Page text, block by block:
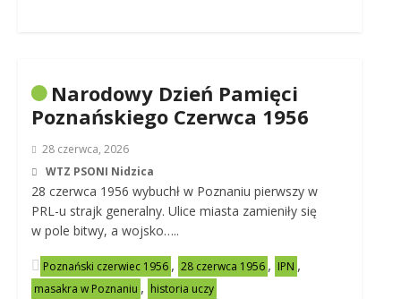
Narodowy Dzień Pamięci
Poznańskiego Czerwca 1956
28 czerwca, 2026
WTZ PSONI Nidzica
28 czerwca 1956 wybuchł w Poznaniu pierwszy w
PRL-u strajk generalny. Ulice miasta zamieniły się
w pole bitwy, a wojsko…..
Poznański czerwiec 1956 , 28 czerwca 1956 , IPN ,
masakra w Poznaniu , historia uczy